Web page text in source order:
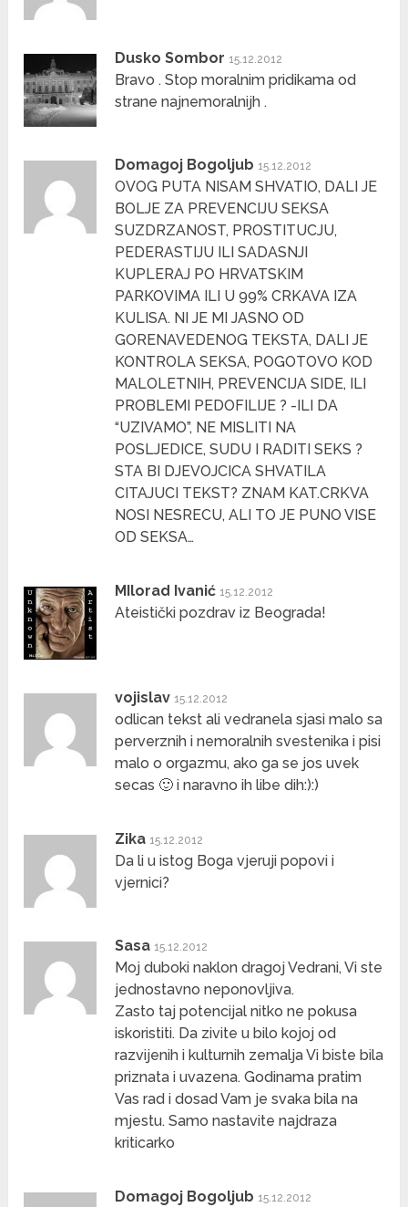
Dusko Sombor 15.12.2012
Bravo . Stop moralnim pridikama od
strane najnemoralnijh .
Domagoj Bogoljub 15.12.2012
OVOG PUTA NISAM SHVATIO, DALI JE
BOLJE ZA PREVENCIJU SEKSA
SUZDRZANOST, PROSTITUCJU,
PEDERASTIJU ILI SADASNJI
KUPLERAJ PO HRVATSKIM
PARKOVIMA ILI U 99% CRKAVA IZA
KULISA. NI JE MI JASNO OD
GORENAVEDENOG TEKSTA, DALI JE
KONTROLA SEKSA, POGOTOVO KOD
MALOLETNIH, PREVENCIJA SIDE, ILI
PROBLEMI PEDOFILIJE ? -ILI DA
“UZIVAMO”, NE MISLITI NA
POSLJEDICE, SUDU I RADITI SEKS ?
STA BI DJEVOJCICA SHVATILA
CITAJUCI TEKST? ZNAM KAT.CRKVA
NOSI NESRECU, ALI TO JE PUNO VISE
OD SEKSA…
MIlorad Ivanić 15.12.2012
Ateistički pozdrav iz Beograda!
vojislav 15.12.2012
odlican tekst ali vedranela sjasi malo sa
perverznih i nemoralnih svestenika i pisi
malo o orgazmu, ako ga se jos uvek
secas 🙂 i naravno ih libe dih:):)
Zika 15.12.2012
Da li u istog Boga vjeruji popovi i
vjernici?
Sasa 15.12.2012
Moj duboki naklon dragoj Vedrani, Vi ste
jednostavno neponovljiva.
Zasto taj potencijal nitko ne pokusa
iskoristiti. Da zivite u bilo kojoj od
razvijenih i kulturnih zemalja Vi biste bila
priznata i uvazena. Godinama pratim
Vas rad i dosad Vam je svaka bila na
mjestu. Samo nastavite najdraza
kriticarko
Domagoj Bogoljub 15.12.2012